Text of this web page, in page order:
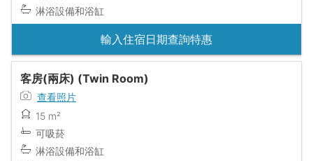
淋浴設備和浴缸
輸入住宿日期查詢特惠
客房(兩床) (Twin Room)
查看照片
15 m²
可吸菸
淋浴設備和浴缸